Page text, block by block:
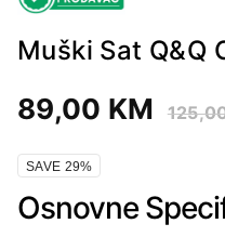
Muški Sat Q&Q
89,00 KM
SAVE 29%
Osnovne